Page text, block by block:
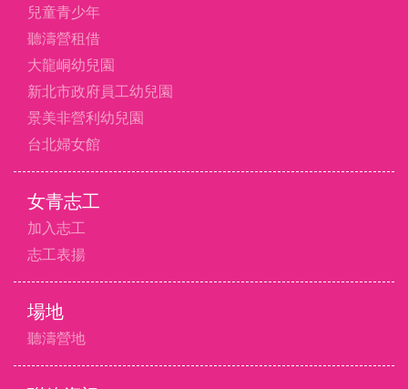
兒童青少年
聽濤營租借
大龍峒幼兒園
新北市政府員工幼兒園
景美非營利幼兒園
台北婦女館
女青志工
加入志工
志工表揚
場地
聽濤營地